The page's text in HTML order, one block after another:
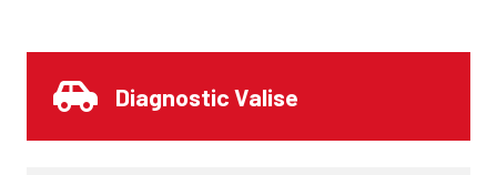
Diagnostic Valise